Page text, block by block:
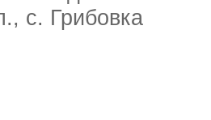
с. Грибовка